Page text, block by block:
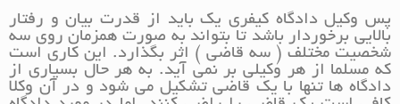
پس وکیل دادگاه کیفری یک باید از قدرت بیان و رفتار
بالایی برخوردار باشد تا بتواند به صورت همزمان روی سه
شخصیت مختلف ( سه قاضی ) اثر بگذارد. این کاری است
که مسلما از هر وکیلی بر نمی آید. به هر حال بسیاری از
دادگاه ها تنها با یک قاضی تشکیل می شود و در آن وکلا